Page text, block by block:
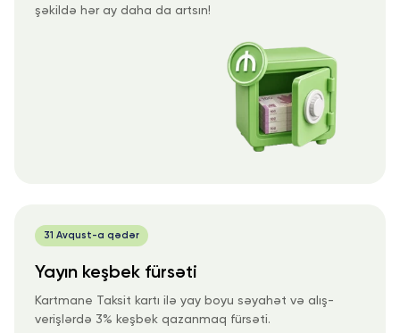
şəkildə hər ay daha da artsın!
31 Avqust-a qədər
Yayın keşbek fürsəti
Kartmane Taksit kartı ilə yay boyu səyahət və alış-
verişlərdə 3% keşbek qazanmaq fürsəti.